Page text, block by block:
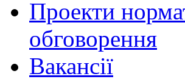
Проекти
обговорення
Вакансії